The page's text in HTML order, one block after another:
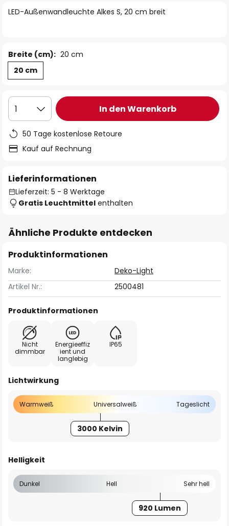
LED-Außenwandleuchte Alkes S, 20 cm breit
Breite (cm): 20 cm
20 cm
1 In den Warenkorb
50 Tage kostenlose Retoure
Kauf auf Rechnung
Lieferinformationen
Lieferzeit: 5 - 8 Werktage
Gratis Leuchtmittel enthalten
Ähnliche Produkte entdecken
Produktinformationen
Marke:
Deko-Light
Artikel Nr.:
2500481
Produktinformationen
Nicht
dimmbar
Energieeffiz
ient und
langlebig
IP65
Lichtwirkung
Warmweiß Universalweiß Tageslicht
3000 Kelvin
Helligkeit
Dunkel Hell Sehr hell
920 Lumen